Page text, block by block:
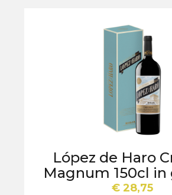
López de Haro
Magnum 150cl
€ 28,75